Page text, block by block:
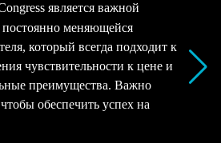
является важной
постоянно меняющейся
который всегда подходит к
чувствительности к цене и
преимущества. Важно
обеспечить успех на